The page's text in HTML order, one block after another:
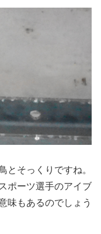
とそっくりですね。
ポーツ選手のアイブ
味もあるのでしょう